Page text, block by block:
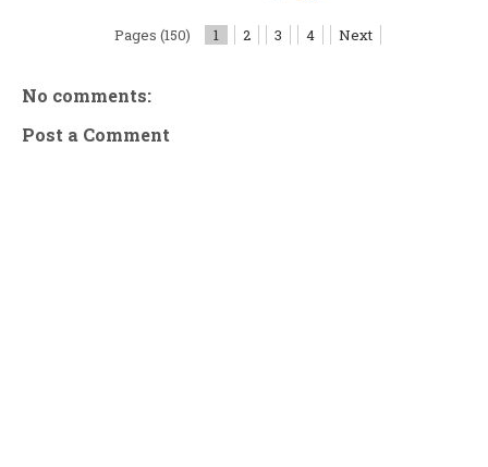
Pages (150) 1 2 3 4 Next
No comments:
Post a Comment